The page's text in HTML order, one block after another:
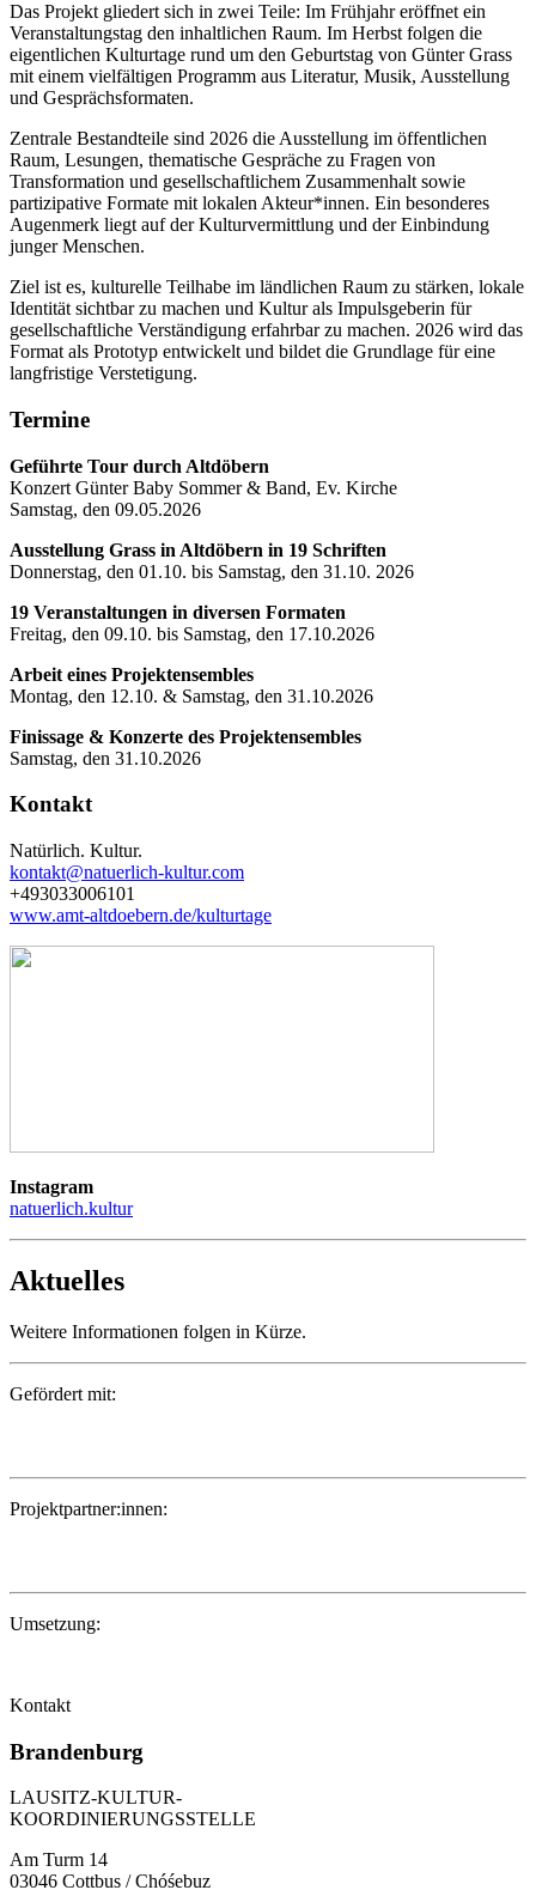
Das Projekt gliedert sich in zwei Teile: Im Frühjahr eröffnet ein
Veranstaltungstag den inhaltlichen Raum. Im Herbst folgen die
eigentlichen Kulturtage rund um den Geburtstag von Günter Grass
mit einem vielfältigen Programm aus Literatur, Musik, Ausstellung
und Gesprächsformaten.
Zentrale Bestandteile sind 2026 die Ausstellung im öffentlichen
Raum, Lesungen, thematische Gespräche zu Fragen von
Transformation und gesellschaftlichem Zusammenhalt sowie
partizipative Formate mit lokalen Akteur*innen. Ein besonderes
Augenmerk liegt auf der Kulturvermittlung und der Einbindung
junger Menschen.
Ziel ist es, kulturelle Teilhabe im ländlichen Raum zu stärken, lokale
Identität sichtbar zu machen und Kultur als Impulsgeberin für
gesellschaftliche Verständigung erfahrbar zu machen. 2026 wird das
Format als Prototyp entwickelt und bildet die Grundlage für eine
langfristige Verstetigung.
Termine
Geführte Tour durch Altdöbern
Konzert Günter Baby Sommer & Band, Ev. Kirche
Samstag, den 09.05.2026
Ausstellung Grass in Altdöbern in 19 Schriften
Donnerstag, den 01.10. bis Samstag, den 31.10. 2026
19 Veranstaltungen in diversen Formaten
Freitag, den 09.10. bis Samstag, den 17.10.2026
Arbeit eines Projektensembles
Montag, den 12.10. & Samstag, den 31.10.2026
Finissage & Konzerte des Projektensembles
Samstag, den 31.10.2026
Kontakt
Natürlich. Kultur.
kontakt@natuerlich-kultur.com
+493033006101
www.amt-altdoebern.de/kulturtage
Instagram
natuerlich.kultur
Aktuelles
Weitere Informationen folgen in Kürze.
Gefördert mit:
Projektpartner:innen:
Umsetzung:
Kontakt
Brandenburg
LAUSITZ-KULTUR-
KOORDINIERUNGSSTELLE
Am Turm 14
03046 Cottbus / Chóśebuz